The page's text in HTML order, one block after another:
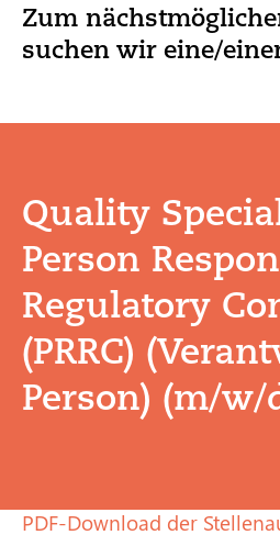
Zum
suchen wir eine/
Quality
Person
Regulatory
(PRRC)
Person) (m/w/
PDF-Download der